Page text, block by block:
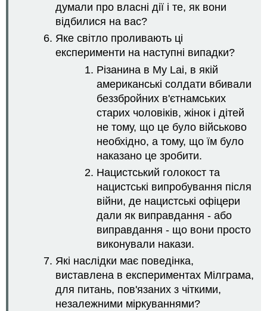
думали про власні дії і те, як вони
відбилися на вас?
Яке світло проливають ці
експерименти на наступні випадки?
Різанина в My Lai, в якій
американські солдати вбивали
беззбройних в'єтнамських
старих чоловіків, жінок і дітей
не тому, що це було військово
необхідно, а тому, що їм було
наказано це зробити.
Нацистський голокост та
нацистські випробування після
війни, де нацистські офіцери
дали як виправдання - або
виправдання - що вони просто
виконували накази.
Які наслідки має поведінка,
виставлена в експериментах Мілграма,
для питань, пов'язаних з чіткими,
незалежними міркуваннями?